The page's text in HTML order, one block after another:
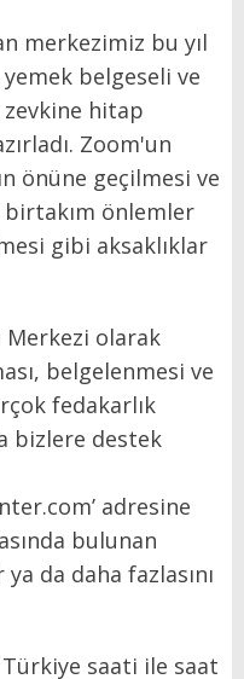
merkezimiz bu yıl
belgeseli ve
zevkine hitap
Zoom'un
önüne geçilmesi ve
önlemler
gibi aksaklıklar
Merkezi olarak
belgelenmesi ve
fedakarlık
bizlere destek
adresine
bulunan
da daha fazlasını
saati ile saat